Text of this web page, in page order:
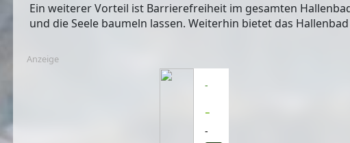
Ein weiterer Vorteil ist Barrierefreiheit im gesamten
und die Seele baumeln lassen. Weiterhin bietet das
Anzeige
-
-
-